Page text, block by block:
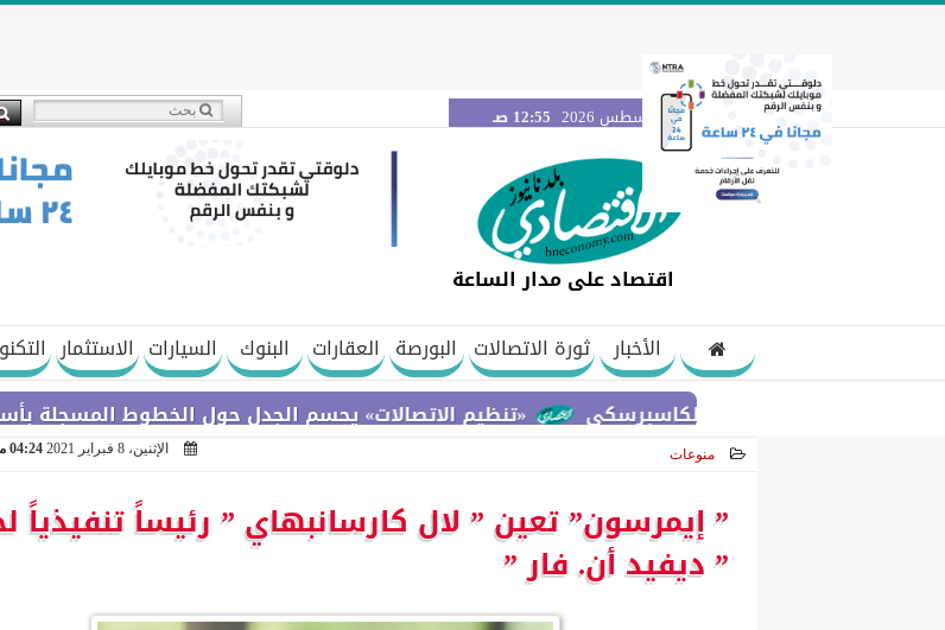
السبت 8 أغسطس 2026 12:55 صـ
اقتصاد على مدار الساعة
الأخبار
ثورة الاتصالات البورصة العقارات البنوك السيارات الاستثمار
«تنظيم الاتصالات» يحسم الجدل حول الخطوط المسجلة بأسماء
منوعات الإثنين، 8 فبراير 2021 04:24 مـ
” إيمرسون” تعين ” لال كارسانبهاي ” رئيساً تنفيذياً
” ديفيد أن. فار ”